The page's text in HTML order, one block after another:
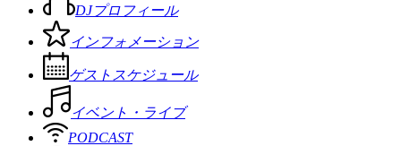
DJプロフィール
インフォメーション
ゲストスケジュール
イベント・ライブ
PODCAST